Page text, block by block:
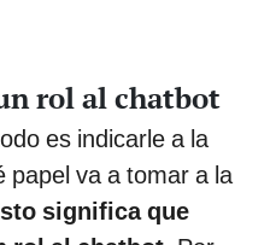
rol al chatbot
es indicarle a la
papel va a tomar a la
significa que